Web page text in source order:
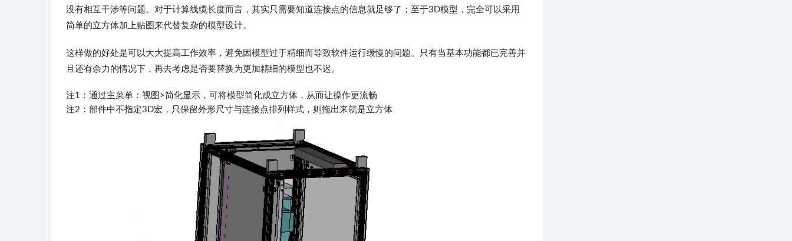
没有相互干涉等问题。对于计算线缆长度而言，其实只需要知道连接点的信息就足够了；至于3D模型，完全可以采用
简单的立方体加上贴图来代替复杂的模型设计。
这样做的好处是可以大大提高工作效率，避免因模型过于精细而导致软件运行缓慢的问题。只有当基本功能都已完善并
且还有余力的情况下，再去考虑是否要替换为更加精细的模型也不迟。
注1：通过主菜单：视图>简化显示，可将模型简化成立方体，从而让操作更流畅
注2：部件中不指定3D宏，只保留外形尺寸与连接点排列样式，则拖出来就是立方体